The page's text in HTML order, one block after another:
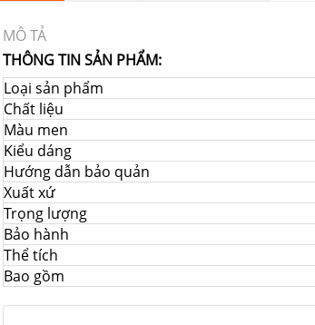
MÔ TẢ
THÔNG TIN SẢN PHẨM:
Loại sản phẩm
Chất liệu
Màu men
Kiểu dáng
Hướng dẫn bảo quản
Xuất xứ
Trọng lượng
Bảo hành
Thể tích
Bao gồm